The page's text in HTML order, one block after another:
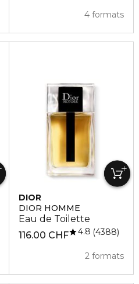
4 formats
DIOR
DIOR HOMME
Eau de Toilette
116.00 CHF
2 formats
4.8 4388